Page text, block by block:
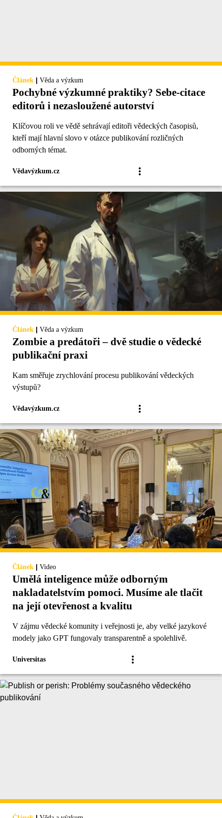
Článek | Věda a výzkum
Pochybné výzkumné praktiky? Sebe-citace
editorů i nezasloužené autorství
Klíčovou roli ve vědě sehrávají editoři vědeckých časopisů,
kteří mají hlavní slovo v otázce publikování rozličných
odborných témat.
Vědavýzkum.cz
Článek | Věda a výzkum
Zombie a predátoři – dvě studie o vědecké
publikační praxi
Kam směřuje zrychlování procesu publikování vědeckých
výstupů?
Vědavýzkum.cz
Článek | Video
Umělá inteligence může odborným
nakladatelstvím pomoci. Musíme ale tlačit
na její otevřenost a kvalitu
V zájmu vědecké komunity i veřejnosti je, aby velké jazykové
modely jako GPT fungovaly transparentně a spolehlivě.
Universitas